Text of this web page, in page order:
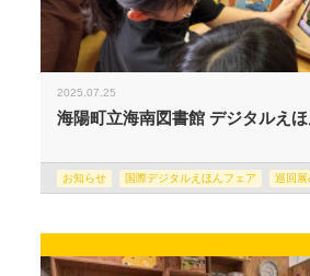
2025.07.25
海陽町立海南図書館 デジタルえほ
お知らせ 国際デジタルえほんフェア 巡回